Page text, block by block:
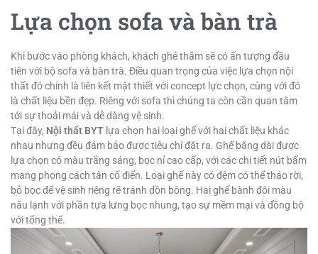
Lựa chọn sofa và bàn trà
Khi bước vào phòng khách, khách ghé thăm sẽ có ấn tượng đầu
tiên với bộ sofa và bàn trà. Điều quan trọng của việc lựa chọn nội
thất đó chính là liên kết mật thiết với concept lực chọn, cùng với đó
là chất liệu bền đẹp. Riêng với sofa thì chúng ta còn cần quan tâm
tới sự thoải mái và dễ dàng vệ sinh.
Tại đây, Nội thất BYT lựa chọn hai loại ghế với hai chất liệu khác
nhau nhưng đều đảm bảo được tiêu chí đặt ra. Ghế băng dài được
lựa chọn có màu trắng sáng, bọc nỉ cao cấp, với các chi tiết nút bấm
mang phong cách tân cổ điển. Loại ghế này có đệm có thể tháo rời,
bỏ bọc để vệ sinh riêng rẽ tránh dồn bông. Hai ghế bành đôi màu
nâu lạnh với phần tựa lưng bọc nhung, tạo sự mềm mại và đồng bộ
với tổng thể.